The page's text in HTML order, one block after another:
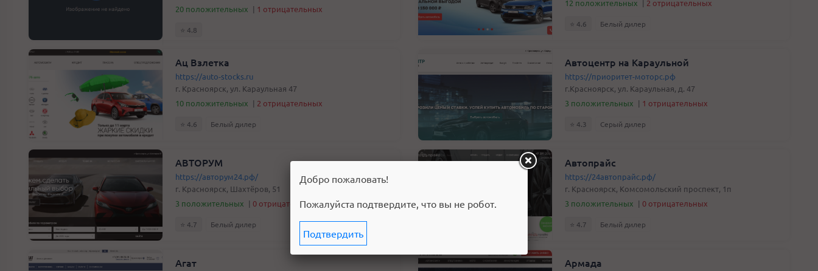
20 положительных | 1 отрицательных
⭐️ 4.8
12 положительных | 2 отрицательных
⭐️ 4.6 Белый дилер
Ац Взлетка
https://auto-stocks.ru
г. Красноярск, ул. Караульная 47
10 положительных | 2 отрицательных
⭐️ 4.6 Белый дилер
Автоцентр на Караульной
https://приоритет-моторс.рф
г.Красноярск, ул. Караульная, д. 47
3 положительных | 1 отрицательных
⭐️ 4.3 Серый дилер
АВТОРУМ
https://авторум24.рф/
г. Красноярск, Шахтёров, 51
3 положительных | 0 отрицательных
⭐️ 4.7 Белый дилер
Автопрайс
https://24автопрайс.рф/
г. Красноярск, Комсомольский проспект, 1п
3 положительных | 0 отрицательных
⭐️ 4.7 Белый дилер
Агат Армада
Добро пожаловать!
Пожалуйста подтвердите, что вы не робот.
Подтвердить